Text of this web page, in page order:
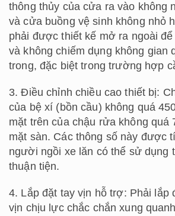
thông thủy của cửa ra vào không
và cửa buồng vệ sinh không nhỏ
phải được thiết kế mở ra ngoài
và không chiếm dụng không gian
trong, đặc biệt trong trường hợp
3. Điều chỉnh chiều cao thiết bị:
của bệ xí (bồn cầu) không quá
mặt trên của chậu rửa không quá
mặt sàn. Các thông số này được
người ngồi xe lăn có thể sử dụng
thuận tiện.
4. Lắp đặt tay vịn hỗ trợ: Phải lắp
vịn chịu lực chắc chắn xung